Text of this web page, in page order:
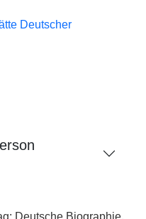
Deutscher
Deutsche Biographie,